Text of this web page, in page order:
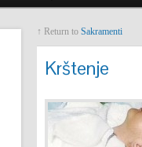
↑ Return to Sakramenti
Krštenje